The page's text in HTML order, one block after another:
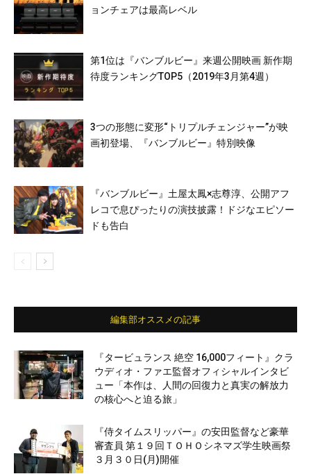
ョンチェアは最高レベル
第1位は『バンブルビー』来週公開映画 新作期
待度ランキングTOP5（2019年3月第4週）
3つの形態に変形“トリプルチェンジャー”が映
画初登場、『バンブルビー』特別映像
『バンブルビー』土屋太鳳×志尊淳、公開アフ
レコで息ぴったりの演技披露！ドジなエピソー
ドも告白
編集部オススメの記事
『タービュランス 絶空 16,000フィート』クラ
ウディオ・ファエ監督オフィシャルインタビ
ュー「本作は、人間の回復力と真実の解放力
の核心へと迫る旅」
『侍タイムスリッパー』の安田監督など豪華
審査員 第１９回ＴＯＨＯシネマズ学生映画祭
３月３０日(月)開催